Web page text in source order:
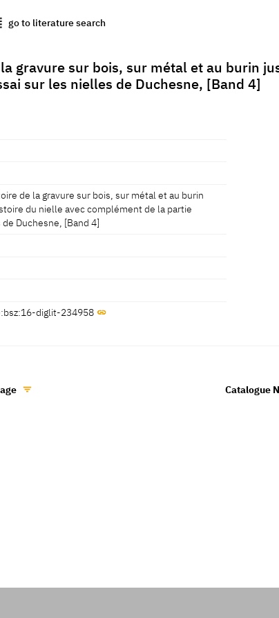
go to literature search
gravure sur bois, sur métal et au burin
sur les nielles de Duchesne, [Band 4]
de la gravure sur bois, sur métal et au burin
du nielle avec complément de la partie
Duchesne, [Band 4]
diglit-234958
Catalogue